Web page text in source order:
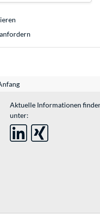
Aktuelle Informationen
unter: